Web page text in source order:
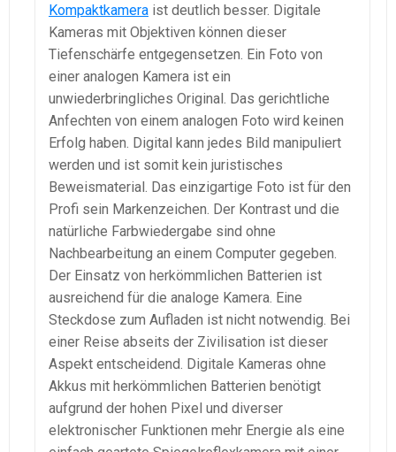
Kompaktkamera ist deutlich besser. Digitale
Kameras mit Objektiven können dieser
Tiefenschärfe entgegensetzen. Ein Foto von
einer analogen Kamera ist ein
unwiederbringliches Original. Das gerichtliche
Anfechten von einem analogen Foto wird keinen
Erfolg haben. Digital kann jedes Bild manipuliert
werden und ist somit kein juristisches
Beweismaterial. Das einzigartige Foto ist für den
Profi sein Markenzeichen. Der Kontrast und die
natürliche Farbwiedergabe sind ohne
Nachbearbeitung an einem Computer gegeben.
Der Einsatz von herkömmlichen Batterien ist
ausreichend für die analoge Kamera. Eine
Steckdose zum Aufladen ist nicht notwendig. Bei
einer Reise abseits der Zivilisation ist dieser
Aspekt entscheidend. Digitale Kameras ohne
Akkus mit herkömmlichen Batterien benötigt
aufgrund der hohen Pixel und diverser
elektronischer Funktionen mehr Energie als eine